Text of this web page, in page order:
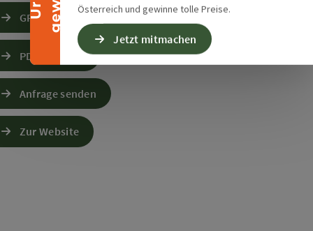
Österreich und gewinne tolle Preise.
Jetzt mitmachen
GPS Daten downloaden
PDF erstellen
Anfrage senden
Zur Website